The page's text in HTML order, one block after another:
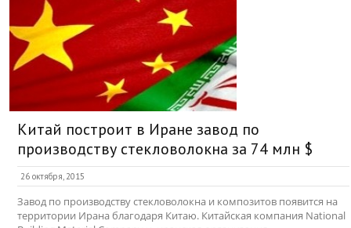
Китай построит в Иране завод по
производству стекловолокна за 74 млн $
26 октября, 2015
Завод по производству стекловолокна и композитов появится на
территории Ирана благодаря Китаю. Китайская компания National